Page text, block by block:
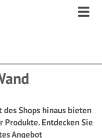
Shops hinaus bieten
Entdecken Sie
Angebot